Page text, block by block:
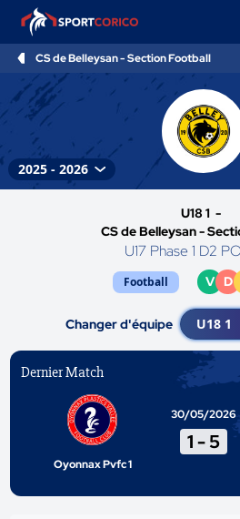
CS de Belleysan - Section Football
U18 1 -
CS de Belleysan -
U17 Phase 1 D2
Football V D
Changer d'équipe
Dernier Match
Oyonnax Pvfc 1
30/05/2026
1-5